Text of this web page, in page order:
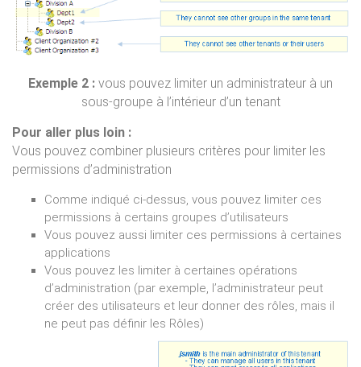
Exemple 2 : vous pouvez limiter un administrateur à un
sous-groupe à l’intérieur d’un tenant
Pour aller plus loin :
Vous pouvez combiner plusieurs critères pour limiter les
permissions d’administration
Comme indiqué ci-dessus, vous pouvez limiter ces
permissions à certains groupes d’utilisateurs
Vous pouvez aussi limiter ces permissions à certaines
applications
Vous pouvez les limiter à certaines opérations
d’administration (par exemple, l’administrateur peut
créer des utilisateurs et leur donner des rôles, mais il
ne peut pas définir les Rôles)